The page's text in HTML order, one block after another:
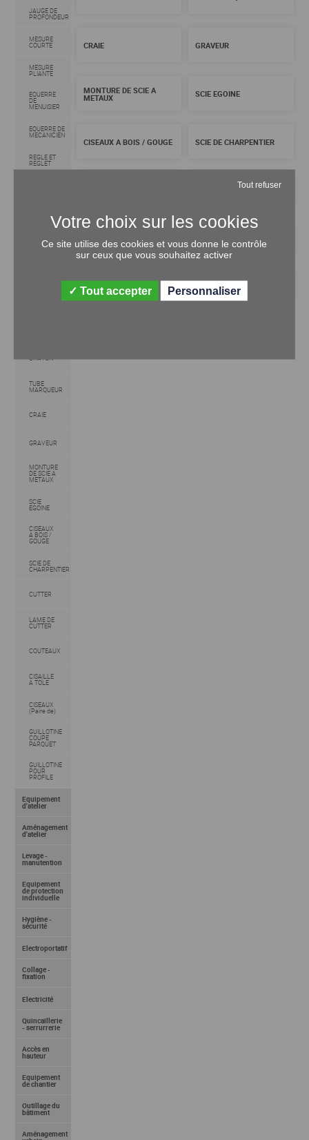
JAUGE DE
PROFONDEUR
MESURE
COURTE
MESURE
PLIANTE
EQUERRE
DE
MENUISIER
EQUERRE DE
MECANICIEN
REGLE ET
REGLET
POINTEAU
POINTE A
TRACER
RAPPORTEUR
CRAYON
TUBE
MARQUEUR
CRAIE
GRAVEUR
MONTURE
DE SCIE A
METAUX
SCIE
EGOINE
CISEAUX
A BOIS /
GOUGE
SCIE DE
CHARPENTIER
CUTTER
LAME DE
CUTTER
COUTEAUX
CISAILLE
A TOLE
CISEAUX
(Paire de)
GUILLOTINE
COUPE
PARQUET
GUILLOTINE
POUR
PROFILE
Equipement
d'atelier
Aménagement
d'atelier
Levage -
manutention
Equipement
de protection
individuelle
Hygiène -
sécurité
Electroportatif
Collage -
fixation
Electricité
Quincaillerie
- serrurrerie
Accès en
hauteur
Equipement
de chantier
Outillage du
bâtiment
Aménagement
CRAIE GRAVEUR
MONTURE DE SCIE A
METAUX SCIE EGOINE
CISEAUX A BOIS / GOUGE SCIE DE CHARPENTIER
LAME DE CUTTER
COUTEAUX CISAILLE A TOLE
CISEAUX (PAIRE DE) GUILLOTINE COUPE
PARQUET
Ce site utilise des cookies et vous donne le contrôle
sur ceux que vous souhaitez activer
Tout accepter
Tout refuser
Personnaliser